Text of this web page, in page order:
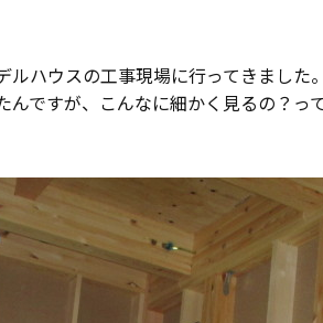
経営理念・会社案内
スタッフ紹介
KATSUMIの 取り組み
採用情報
ハウスの工事現場に行ってきました。
んですが、こんなに細かく見るの？っ